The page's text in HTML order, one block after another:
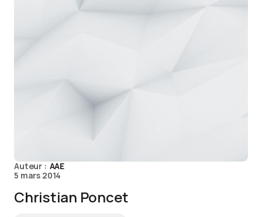
Auteur : AAE
5 mars 2014
Christian Poncet